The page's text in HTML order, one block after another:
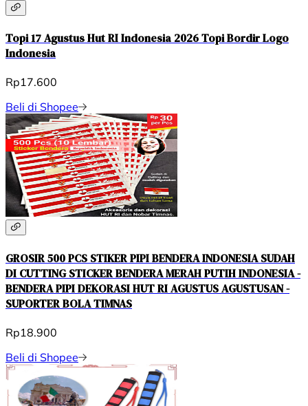
Topi 17 Agustus Hut RI Indonesia 2026 Topi Bordir Logo
Indonesia
Rp17.600
Beli di Shopee
GROSIR 500 PCS STIKER PIPI BENDERA INDONESIA SUDAH
DI CUTTING STICKER BENDERA MERAH PUTIH INDONESIA -
BENDERA PIPI DEKORASI HUT RI AGUSTUS AGUSTUSAN -
SUPORTER BOLA TIMNAS
Rp18.900
Beli di Shopee